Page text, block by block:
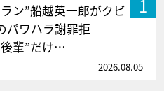
1
ン”船越英一郎がクビ
パワハラ謝罪拒
輩”だけ…
2026.08.05